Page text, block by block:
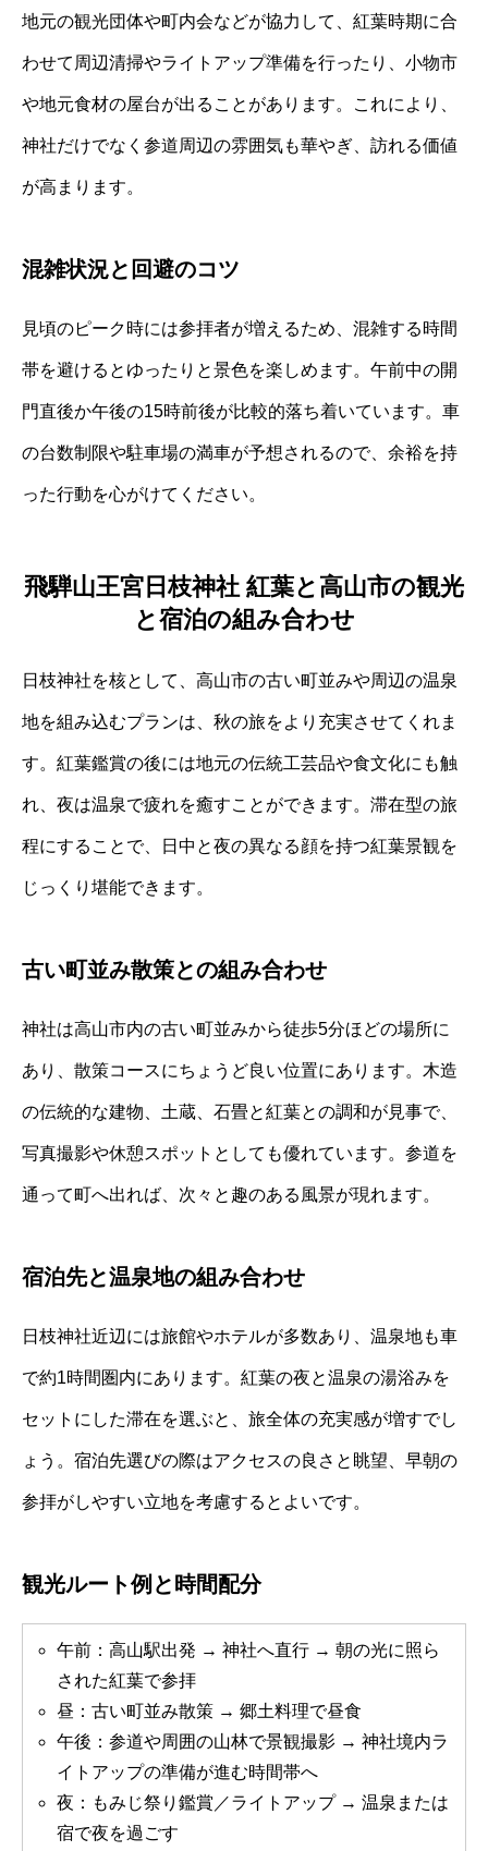
地元の観光団体や町内会などが協力して、紅葉時期に合
わせて周辺清掃やライトアップ準備を行ったり、小物市
や地元食材の屋台が出ることがあります。これにより、
神社だけでなく参道周辺の雰囲気も華やぎ、訪れる価値
が高まります。
混雑状況と回避のコツ
見頃のピーク時には参拝者が増えるため、混雑する時間
帯を避けるとゆったりと景色を楽しめます。午前中の開
門直後か午後の15時前後が比較的落ち着いています。車
の台数制限や駐車場の満車が予想されるので、余裕を持
った行動を心がけてください。
飛騨山王宮日枝神社 紅葉と高山市の観光
と宿泊の組み合わせ
日枝神社を核として、高山市の古い町並みや周辺の温泉
地を組み込むプランは、秋の旅をより充実させてくれま
す。紅葉鑑賞の後には地元の伝統工芸品や食文化にも触
れ、夜は温泉で疲れを癒すことができます。滞在型の旅
程にすることで、日中と夜の異なる顔を持つ紅葉景観を
じっくり堪能できます。
古い町並み散策との組み合わせ
神社は高山市内の古い町並みから徒歩5分ほどの場所に
あり、散策コースにちょうど良い位置にあります。木造
の伝統的な建物、土蔵、石畳と紅葉との調和が見事で、
写真撮影や休憩スポットとしても優れています。参道を
通って町へ出れば、次々と趣のある風景が現れます。
宿泊先と温泉地の組み合わせ
日枝神社近辺には旅館やホテルが多数あり、温泉地も車
で約1時間圏内にあります。紅葉の夜と温泉の湯浴みを
セットにした滞在を選ぶと、旅全体の充実感が増すでし
ょう。宿泊先選びの際はアクセスの良さと眺望、早朝の
参拝がしやすい立地を考慮するとよいです。
観光ルート例と時間配分
午前：高山駅出発 → 神社へ直行 → 朝の光に照ら
された紅葉で参拝
昼：古い町並み散策 → 郷土料理で昼食
午後：参道や周囲の山林で景観撮影 → 神社境内ラ
イトアップの準備が進む時間帯へ
夜：もみじ祭り鑑賞／ライトアップ → 温泉または
宿で夜を過ごす